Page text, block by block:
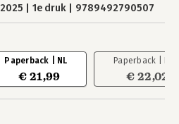
2025 1e druk 9789492790507
Paperback | NL
€ 21,99
Paperback | EN
€ 22,02